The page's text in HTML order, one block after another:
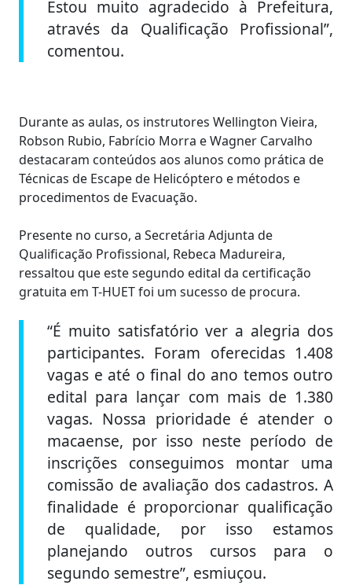
Estou muito agradecido à Prefeitura,
através da Qualificação Profissional”,
comentou.
Durante as aulas, os instrutores Wellington Vieira,
Robson Rubio, Fabrício Morra e Wagner Carvalho
destacaram conteúdos aos alunos como prática de
Técnicas de Escape de Helicóptero e métodos e
procedimentos de Evacuação.
Presente no curso, a Secretária Adjunta de
Qualificação Profissional, Rebeca Madureira,
ressaltou que este segundo edital da certificação
gratuita em T-HUET foi um sucesso de procura.
“É muito satisfatório ver a alegria dos
participantes. Foram oferecidas 1.408
vagas e até o final do ano temos outro
edital para lançar com mais de 1.380
vagas. Nossa prioridade é atender o
macaense, por isso neste período de
inscrições conseguimos montar uma
comissão de avaliação dos cadastros. A
finalidade é proporcionar qualificação
de qualidade, por isso estamos
planejando outros cursos para o
segundo semestre”, esmiuçou.